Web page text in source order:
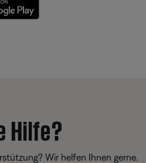
Hilfe?
Wir helfen Ihnen gerne.